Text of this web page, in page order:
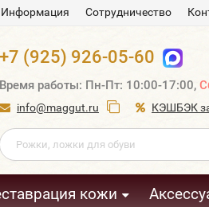
Информация Сотрудничество
+7 (925) 926-05-60
Время работы: Пн-Пт: 10:00-17:00,
info@maggut.ru КЭШБЭК
кожи